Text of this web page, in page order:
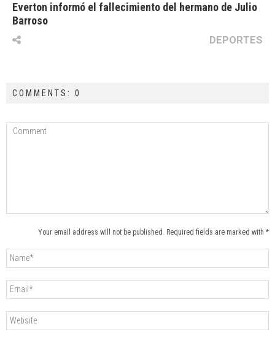
Everton informó el fallecimiento del hermano de Julio
Barroso
DEPORTES
COMMENTS: 0
Your email address will not be published. Required fields are marked with *